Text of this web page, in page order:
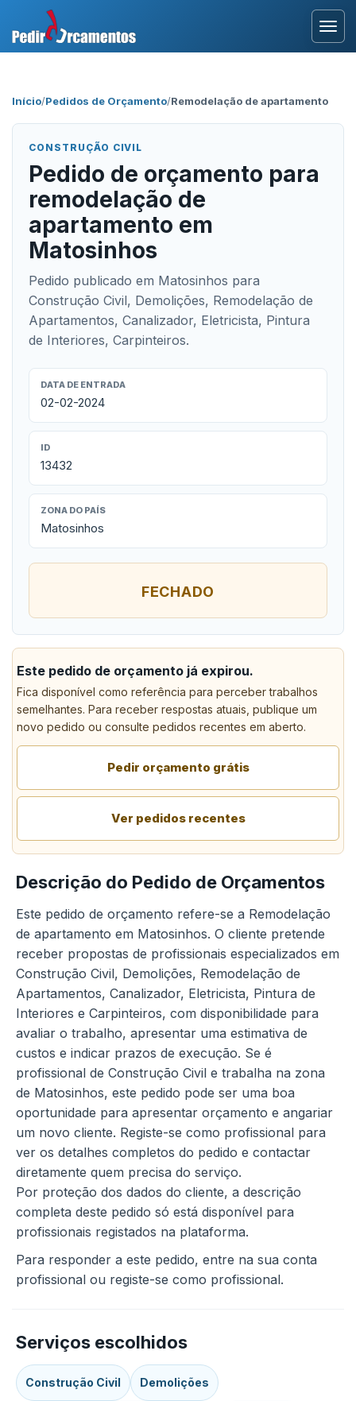
Início/Pedidos de Orçamento/Remodelação de apartamento
CONSTRUÇÃO CIVIL
Pedido de orçamento para
remodelação de
apartamento em
Matosinhos
Pedido publicado em Matosinhos para
Construção Civil, Demolições, Remodelação de
Apartamentos, Canalizador, Eletricista, Pintura
de Interiores, Carpinteiros.
DATA DE ENTRADA
02-02-2024
ID
13432
ZONA DO PAÍS
Matosinhos
FECHADO
Este pedido de orçamento já expirou.
Fica disponível como referência para perceber trabalhos
semelhantes. Para receber respostas atuais, publique um
novo pedido ou consulte pedidos recentes em aberto.
Pedir orçamento grátis
Ver pedidos recentes
Descrição do Pedido de Orçamentos
Este pedido de orçamento refere-se a Remodelação
de apartamento em Matosinhos. O cliente pretende
receber propostas de profissionais especializados em
Construção Civil, Demolições, Remodelação de
Apartamentos, Canalizador, Eletricista, Pintura de
Interiores e Carpinteiros, com disponibilidade para
avaliar o trabalho, apresentar uma estimativa de
custos e indicar prazos de execução. Se é
profissional de Construção Civil e trabalha na zona
de Matosinhos, este pedido pode ser uma boa
oportunidade para apresentar orçamento e angariar
um novo cliente. Registe-se como profissional para
ver os detalhes completos do pedido e contactar
diretamente quem precisa do serviço.
Por proteção dos dados do cliente, a descrição
completa deste pedido só está disponível para
profissionais registados na plataforma.
Para responder a este pedido, entre na sua conta
profissional ou registe-se como profissional.
Serviços escolhidos
Construção Civil Demolições
Área Profissional
Como Funciona?
Testemunhos